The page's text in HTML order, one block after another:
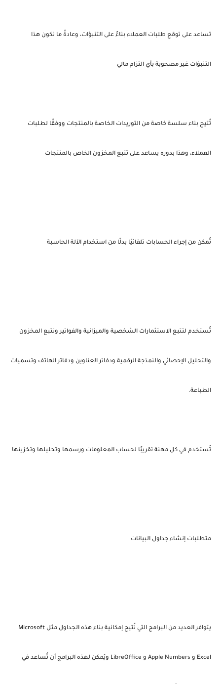
تساعد على توقع طلبات العملاء بناءً على التنبؤات، وعادةً ما تكون هذا
التنبؤات غير مصحوبة بأي التزام مالي
تُتيح بناء سلسة خاصة من التوريدات الخاصة بالمنتجات ووفقًا لطلبات
العملاء، وهذا بدوره يساعد على تتبع المخزون الخاص بالمنتجات
تُمكن من إجراء الحسابات تلقائيًا بدلًا من استخدام الآلة الحاسبة
تُستخدم لتتبع الاستثمارات الشخصية والميزانية والفواتير وتتبع المخزون
والتحليل الإحصائي والنمذجة الرقمية ودفاتر العناوين ودفاتر الهاتف وتسميات
الطباعة.
تُستخدم في كل مهنة تقريبًا لحساب المعلومات ورسمها وتحليلها وتخزينها
متطلبات إنشاء جداول البيانات
يتوافر العديد من البرامج التي تُتيح إمكانية بناء هذه الجداول مثل Microsoft
Excel و Apple Numbers و LibreOffice ويُمكن لهذه البرامج أن تُساعد في